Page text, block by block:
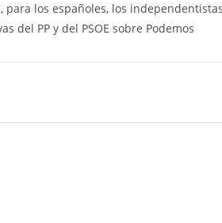
para los españoles, los
del PP y del PSOE sobre Podemos